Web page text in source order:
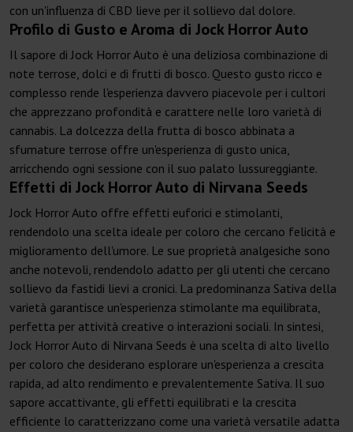
con un'influenza di CBD lieve per il sollievo dal dolore.
Profilo di Gusto e Aroma di Jock Horror Auto
Il sapore di Jock Horror Auto è una deliziosa combinazione di
note terrose, dolci e di frutti di bosco. Questo gusto ricco e
complesso rende l'esperienza davvero piacevole per i cultori
che apprezzano profondità e carattere nelle loro varietà di
cannabis. La dolcezza della frutta di bosco abbinata a
sfumature terrose offre un'esperienza di gusto unica,
arricchendo ogni sessione con il suo palato lussureggiante.
Effetti di Jock Horror Auto di Nirvana Seeds
Jock Horror Auto offre effetti euforici e stimolanti,
rendendolo una scelta ideale per coloro che cercano felicità e
miglioramento dell'umore. Le sue proprietà analgesiche sono
anche notevoli, rendendolo adatto per gli utenti che cercano
sollievo da fastidi lievi a cronici. La predominanza Sativa della
varietà garantisce un'esperienza stimolante ma equilibrata,
perfetta per attività creative o interazioni sociali. In sintesi,
Jock Horror Auto di Nirvana Seeds è una scelta di alto livello
per coloro che desiderano esplorare un'esperienza a crescita
rapida, ad alto rendimento e prevalentemente Sativa. Il suo
sapore accattivante, gli effetti equilibrati e la crescita
efficiente lo caratterizzano come una varietà versatile adatta